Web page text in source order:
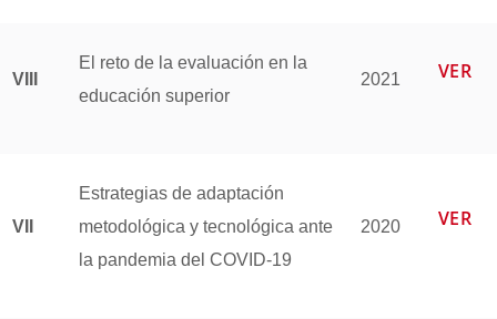
VIII
El reto de la evaluación en la
educación superior
2021 VER
VII
Estrategias de adaptación
metodológica y tecnológica ante
la pandemia del COVID-19
2020 VER